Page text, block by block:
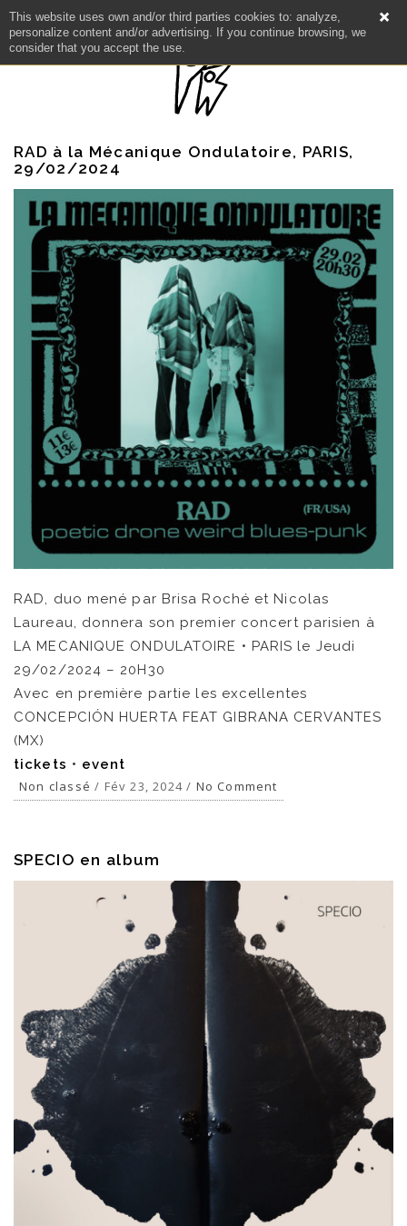
This website uses own and/or third parties cookies to: analyze,
personalize content and/or advertising. If you continue browsing, we
consider that you accept the use.
NEWS
ARTISTES
VIDÉOS
OUVRÉ
BOOKING
RAD à la Mécanique Ondulatoire, PARIS,
29/02/2024
RAD, duo mené par Brisa Roché et Nicolas
Laureau, donnera son premier concert parisien à
LA MECANIQUE ONDULATOIRE • PARIS le Jeudi
29/02/2024 – 20H30
Avec en première partie les excellentes
CONCEPCIÓN HUERTA FEAT GIBRANA CERVANTES
(MX)
tickets • event
Non classé / Fév 23, 2024 / No Comment
SPECIO en album